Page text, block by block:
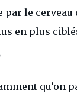
par le
en plus
qu’on